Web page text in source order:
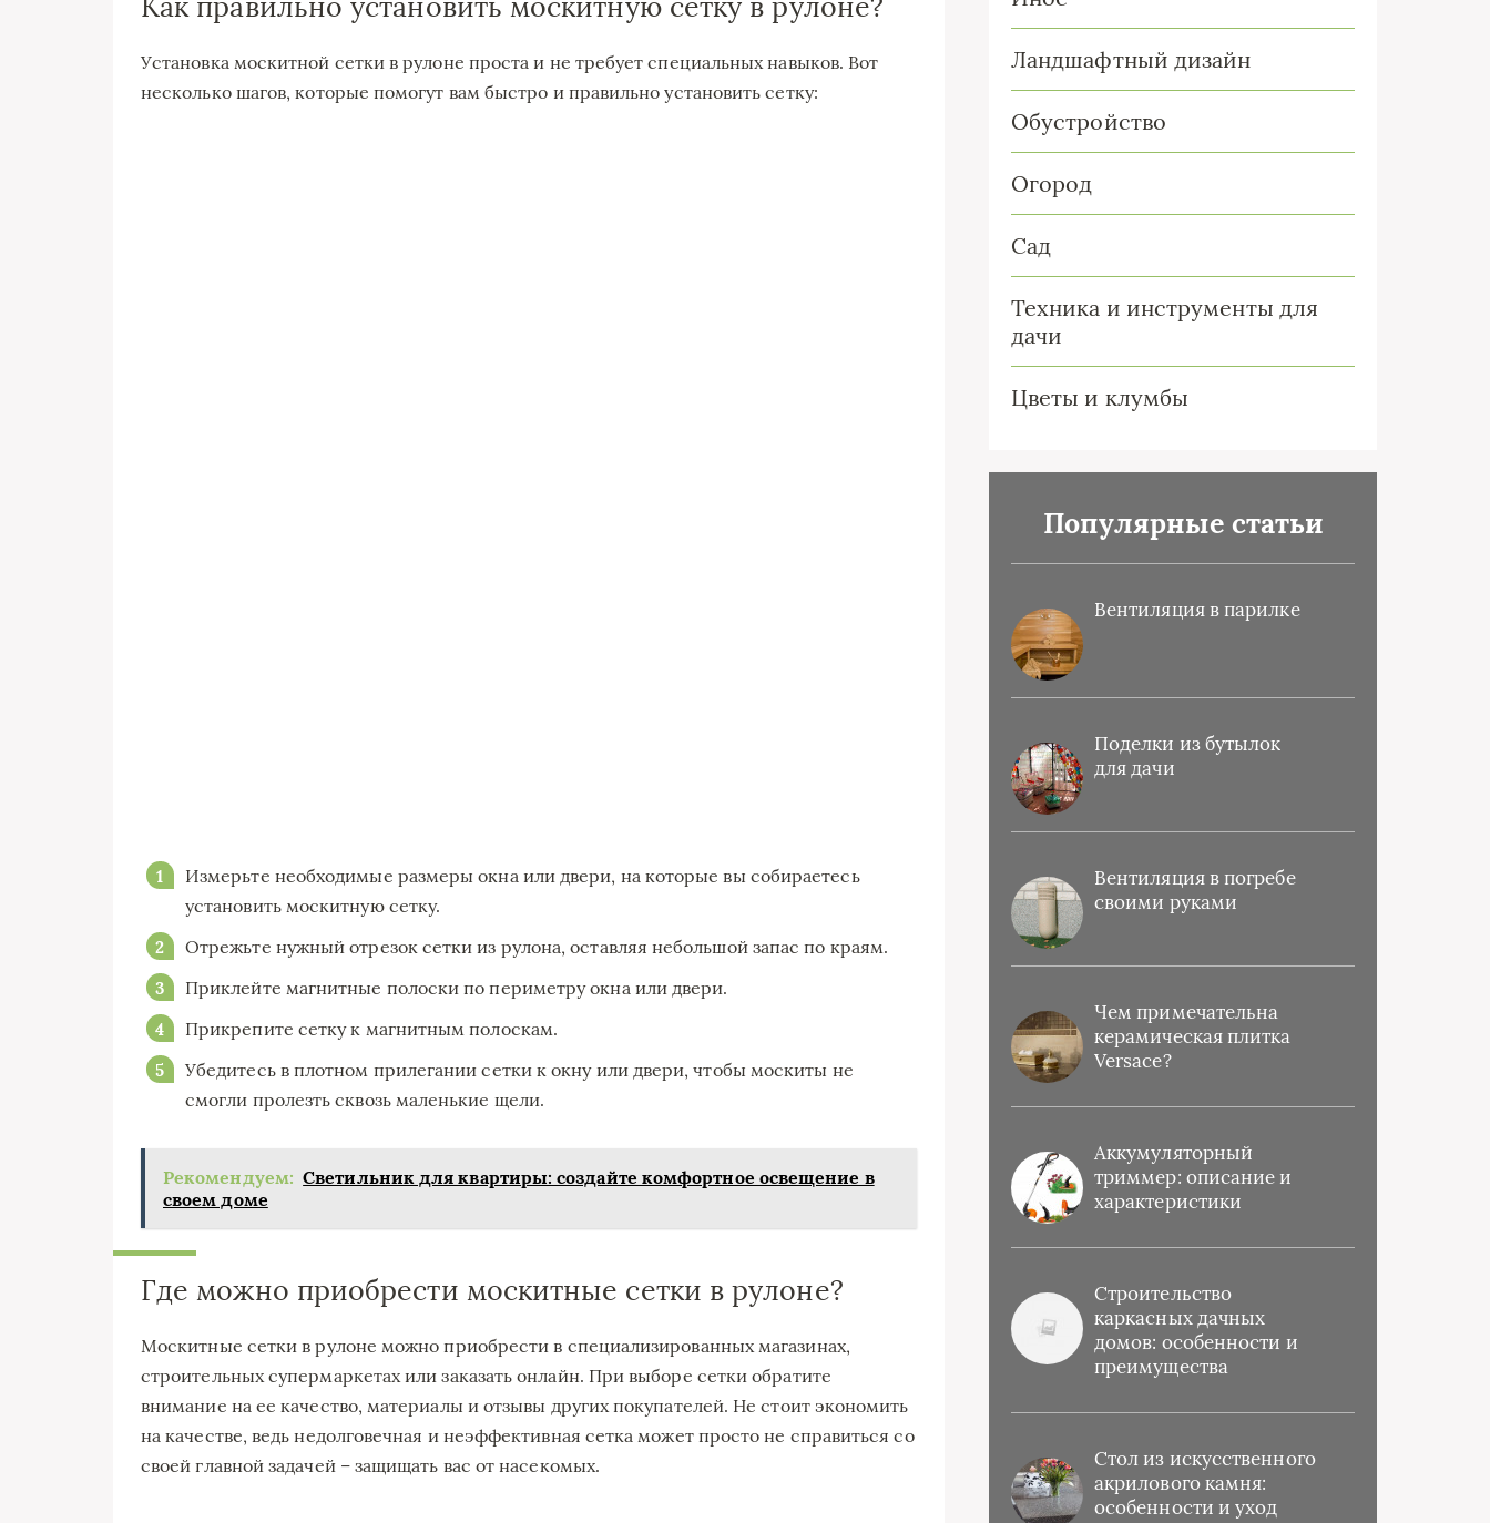
Установка москитной сетки в рулоне проста и не требует специальных навыков. Вот
несколько шагов, которые помогут вам быстро и правильно установить сетку:
Измерьте необходимые размеры окна или двери, на которые вы собираетесь
установить москитную сетку.
Отрежьте нужный отрезок сетки из рулона, оставляя небольшой запас по краям.
Приклейте магнитные полоски по периметру окна или двери.
Прикрепите сетку к магнитным полоскам.
Убедитесь в плотном прилегании сетки к окну или двери, чтобы москиты не
смогли пролезть сквозь маленькие щели.
Рекомендуем: Светильник для квартиры: создайте комфортное освещение в
своем доме
Где можно приобрести москитные сетки в рулоне?
Москитные сетки в рулоне можно приобрести в специализированных магазинах,
строительных супермаркетах или заказать онлайн. При выборе сетки обратите
внимание на ее качество, материалы и отзывы других покупателей. Не стоит экономить
на качестве, ведь недолговечная и неэффективная сетка может просто не справиться со
своей главной задачей – защищать вас от насекомых.
Ландшафтный дизайн
Обустройство
Огород
Сад
Техника и инструменты для
дачи
Цветы и клумбы
Популярные статьи
Вентиляция в парилке
Поделки из бутылок
для дачи
Вентиляция в погребе
своими руками
Чем примечательна
керамическая плитка
Versace?
Аккумуляторный
триммер: описание и
характеристики
Строительство
каркасных дачных
домов: особенности и
преимущества
Стол из искусственного
акрилового камня:
особенности и уход